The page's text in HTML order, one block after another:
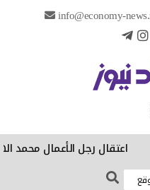
info@economy-
‏اعتقال رجل الأعمال محمد